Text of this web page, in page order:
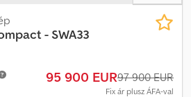
- SWA33
95 900 EUR97 900 EUR
Fix ár plusz ÁFA-val